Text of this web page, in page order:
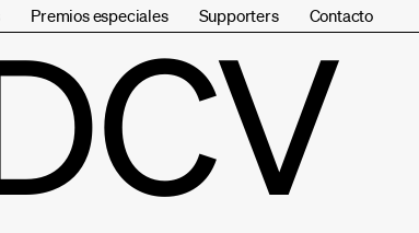
Premios especiales Supporters Contacto